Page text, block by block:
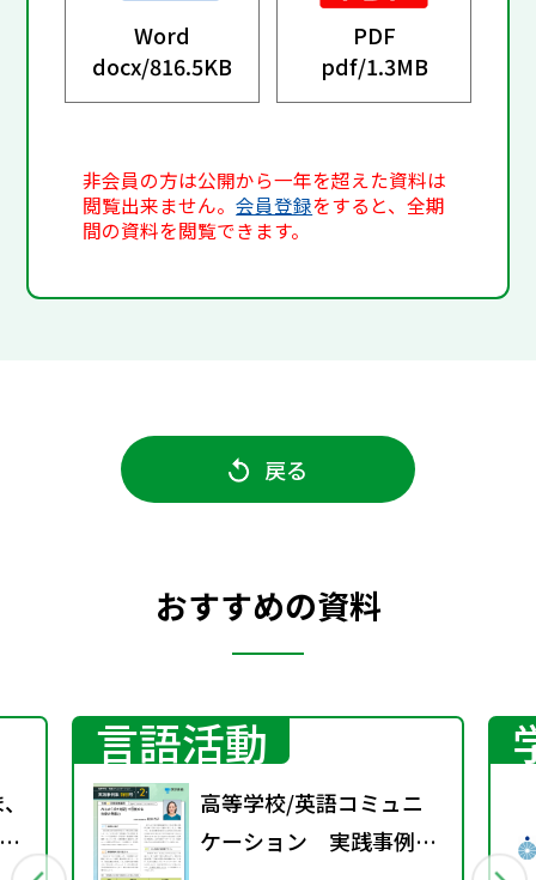
Word
docx/816.5KB
PDF
pdf/1.3MB
非会員の方は公開から一年を超えた資料は
閲覧出来ません。会員登録をすると、全期
間の資料を閲覧できます。
戻る
おすすめの資料
言語活動
高等学校/英語コミュニ
ケーション 実践事例